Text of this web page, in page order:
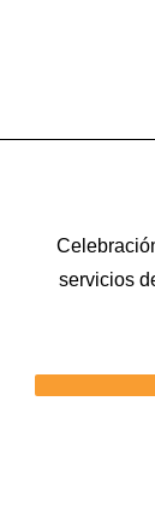
servicios